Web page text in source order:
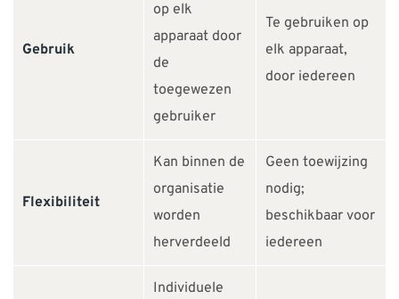
Gebruik
op elk
apparaat door
de
toegewezen
gebruiker
Te gebruiken op
elk apparaat,
door iedereen
Flexibiliteit
Kan binnen de
organisatie
worden
herverdeeld
Geen toewijzing
nodig;
beschikbaar voor
iedereen
Individuele